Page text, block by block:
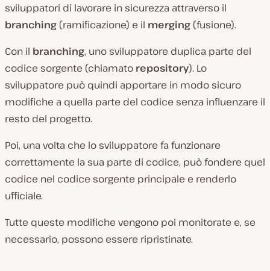
sviluppatori di lavorare in sicurezza attraverso il
branching (ramificazione) e il merging (fusione).
Con il branching, uno sviluppatore duplica parte del
codice sorgente (chiamato repository). Lo
sviluppatore può quindi apportare in modo sicuro
modifiche a quella parte del codice senza influenzare il
resto del progetto.
Poi, una volta che lo sviluppatore fa funzionare
correttamente la sua parte di codice, può fondere quel
codice nel codice sorgente principale e renderlo
ufficiale.
Tutte queste modifiche vengono poi monitorate e, se
necessario, possono essere ripristinate.